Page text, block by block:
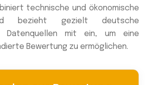
technische und ökonomische
bezieht gezielt deutsche
Datenquellen mit ein, um eine
Bewertung zu ermöglichen.